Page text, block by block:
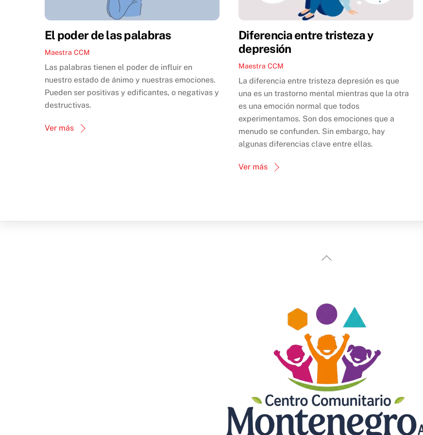
El poder de las palabras
Maestra CCM
Las palabras tienen el poder de influir en
nuestro estado de ánimo y nuestras emociones.
Pueden ser positivas y edificantes, o negativas y
destructivas.
Ver más
Diferencia entre tristeza y
depresión
Maestra CCM
La diferencia entre tristeza depresión es que
una es un trastorno mental mientras que la otra
es una emoción normal que todos
experimentamos. Son dos emociones que a
menudo se confunden. Sin embargo, hay
algunas diferencias clave entre ellas.
Ver más
Back